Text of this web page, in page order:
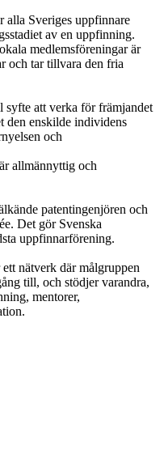
alla Sveriges uppfinnare
av en uppfinning.
medlemsföreningar är
och tar tillvara den fria
syfte att verka för främjandet
den enskilde individens
och
allmännyttig och
patentingenjören och
Det gör Svenska
uppfinnarförening.
nätverk där målgruppen
till, och stödjer varandra,
mentorer,